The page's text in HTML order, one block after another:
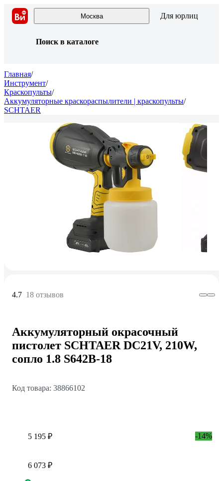
Москва Для юрлиц
Поиск в каталоге
Главная/
Инструмент/
Краскопульты/
Аккумуляторные краскораспылители | краскопульты/
SCHTAER
4.7 18 отзывов
Аккумуляторный окрасочный
пистолет SCHTAER DC21V, 210W,
сопло 1.8 S642B-18
Код товара: 38866102
5 195 ₽ -14%
6 073 ₽